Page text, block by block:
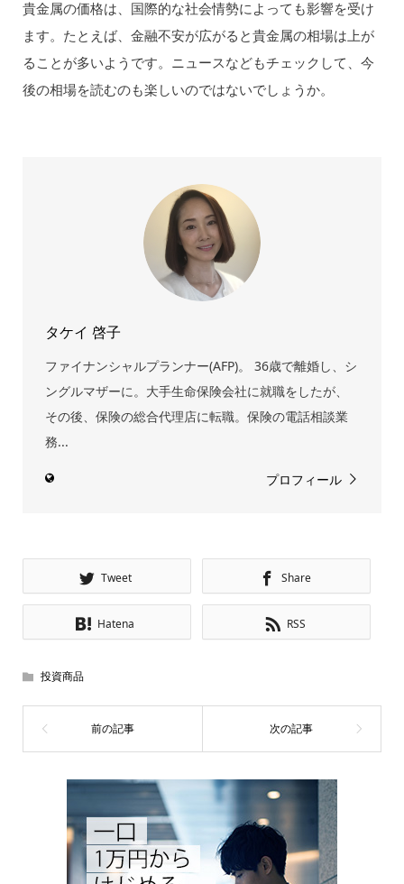
貴金属の価格は、国際的な社会情勢によっても影響を受け
ます。たとえば、金融不安が広がると貴金属の相場は上が
ることが多いようです。ニュースなどもチェックして、今
後の相場を読むのも楽しいのではないでしょうか。
タケイ 啓子
ファイナンシャルプランナー(AFP)。 36歳で離婚し、シ
ングルマザーに。大手生命保険会社に就職をしたが、
その後、保険の総合代理店に転職。保険の電話相談業
務...
プロフィール
Tweet Share
Hatena RSS
投資商品